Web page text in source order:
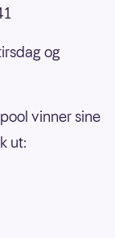
og
vinner sine
ut: